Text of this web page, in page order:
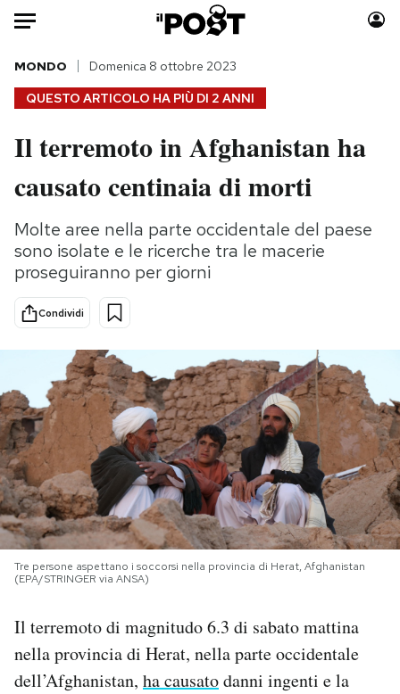
Auto
HOME
Italia
Politica
Tecnologia
Internet
Scienza
Cultura
Economia
Sport
Moda
Consumismi
Storie/Idee
Ok Boomer!
Mondiali calcio 2026
PODCAST
NEWSLETTER
I MIEI PREFERITI
QUESTO ARTICOLO HA PIÙ DI 2 ANNI
MONDO Domenica 8 ottobre 2023
Il terremoto in Afghanistan ha
causato centinaia di morti
Molte aree nella parte occidentale del paese
sono isolate e le ricerche tra le macerie
proseguiranno per giorni
Condividi
Tre persone aspettano i soccorsi nella provincia di Herat, Afghanistan
(EPA/STRINGER via ANSA)
Il terremoto di magnitudo 6.3 di sabato mattina
nella provincia di Herat, nella parte occidentale
dell’Afghanistan, ha causatodanni ingenti e la